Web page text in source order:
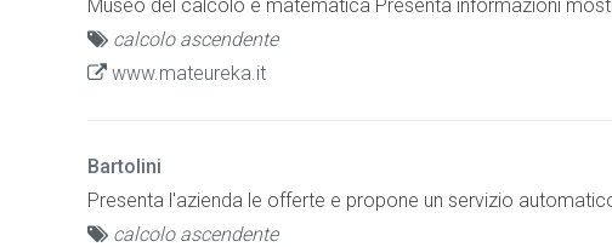
Museo del calcolo e matematica Presenta informazioni
calcolo ascendente
www.mateureka.it
Bartolini
Presenta l'azienda le offerte e propone un servizio
calcolo ascendente